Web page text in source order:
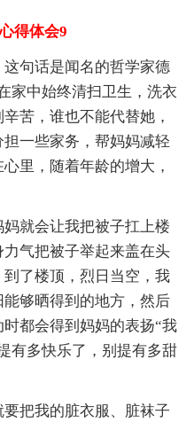
得体会9
话是闻名的哲学家德
家中始终清扫卫生，洗衣
苦，谁也不能代替她，
一些家务，帮妈妈减轻
里，随着年龄的增大，
就会让我把被子扛上楼
气把被子举起来盖在头
了楼顶，烈日当空，我
够晒得到的地方，然后
都会得到妈妈的表扬“我
有多快乐了，别提有多甜
把我的脏衣服、脏袜子